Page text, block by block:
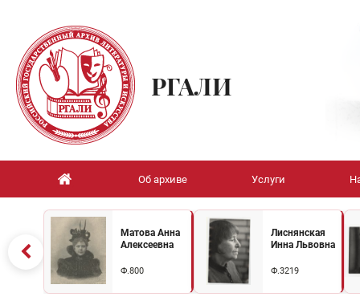
РГАЛИ
Об архиве Услуги
Матова Анна
Алексеевна
Ф.800
Лиснянская
Инна Львовна
Ф.3219